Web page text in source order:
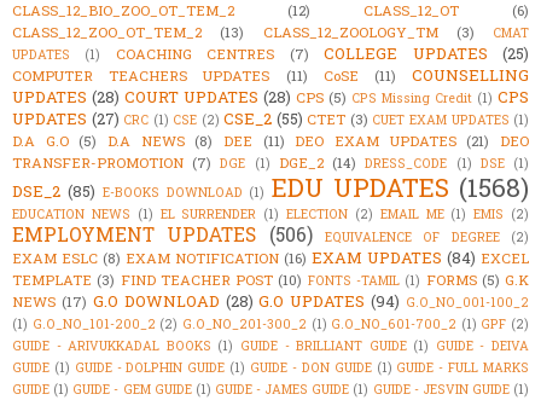
CLASS_12_BIO_ZOO_OT_TEM_2
(12) CLASS_12_OT
(6)
CLASS_12_ZOO_OT_TEM_2
(13) CLASS_12_ZOOLOGY_TM (3)
CMAT
UPDATES
(1) COACHING CENTRES (7) COLLEGE UPDATES (25)
COMPUTER TEACHERS UPDATES (11) CoSE (11)
COUNSELLING
UPDATES (28) COURT UPDATES (28) CPS (5) CPS Missing Credit (1) CPS
UPDATES (27) CRC (1) CSE (2) CSE_2 (55) CTET (3) CUET EXAM UPDATES (1)
D.A G.O (5) D.A NEWS (8) DEE (11) DEO EXAM UPDATES (21)
DEO
TRANSFER-PROMOTION (7) DGE (1) DGE_2 (14) DRESS_CODE (1) DSE (1)
DSE_2 (85) E-BOOKS DOWNLOAD (1) EDU UPDATES (1568)
EDUCATION NEWS (1) EL SURRENDER (1) ELECTION (2) EMAIL ME (1) EMIS (2)
EMPLOYMENT UPDATES (506) EQUIVALENCE OF DEGREE (2)
EXAM ESLC (8) EXAM NOTIFICATION (16) EXAM UPDATES (84) EXCEL
TEMPLATE (3) FIND TEACHER POST (10) FONTS -TAMIL (1) FORMS (5) G.K
NEWS (17) G.O DOWNLOAD (28) G.O UPDATES (94) G.O_NO_001-100_2
(1) G.O_NO_101-200_2 (2) G.O_NO_201-300_2 (1) G.O_NO_601-700_2 (1) GPF (2)
GUIDE - ARIVUKKADAL BOOKS (1) GUIDE - BRILLIANT GUIDE (1) GUIDE - DEIVA
GUIDE (1) GUIDE - DOLPHIN GUIDE (1) GUIDE - DON GUIDE (1) GUIDE - FULL MARKS
GUIDE (1) GUIDE - GEM GUIDE (1) GUIDE - JAMES GUIDE (1) GUIDE - JESVIN GUIDE (1)